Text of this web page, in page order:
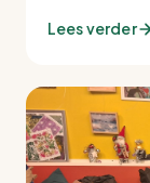
Lees verder